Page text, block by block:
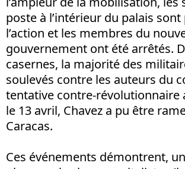
poste à l’intérieur du palais sont
l’action et les membres du
gouvernement ont été arrêtés.
casernes, la majorité des
soulevés contre les auteurs du
tentative contre-révolutionnaire
le 13 avril, Chavez a pu être
Caracas.
Ces événements démontrent,